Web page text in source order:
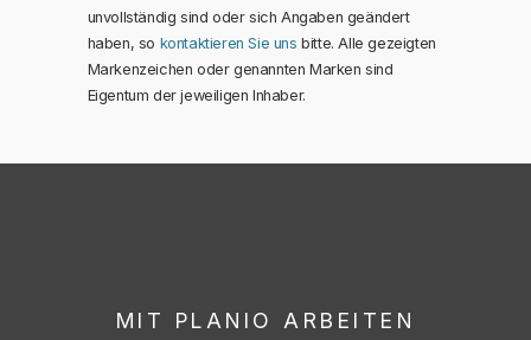
unvollständig sind oder sich Angaben geändert
haben, so kontaktieren Sie uns bitte. Alle gezeigten
Markenzeichen oder genannten Marken sind
Eigentum der jeweiligen Inhaber.
MIT PLANIO ARBEITEN